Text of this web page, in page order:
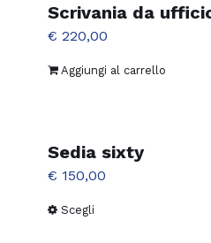
Scrivania da
€ 220,00
Aggiungi al carrello
Sedia sixty
€ 150,00
ScegliQuesto